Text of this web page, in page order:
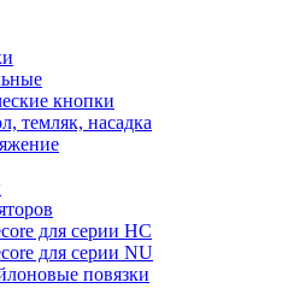
кнопки
темляк, насадка
для серии HС
для серии NU
повязки